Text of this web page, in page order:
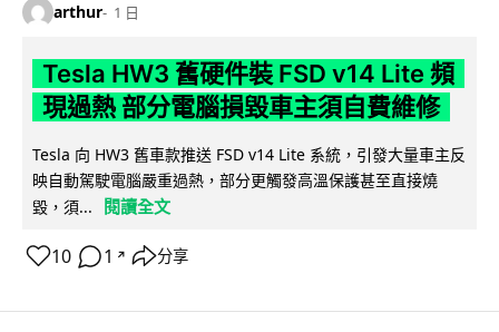
arthur 1 日
Tesla HW3 舊硬件裝 FSD v14 Lite 頻
現過熱 部分電腦損毀車主須自費維修
Tesla 向 HW3 舊車款推送 FSD v14 Lite 系統，引發大量車主反
映自動駕駛電腦嚴重過熱，部分更觸發高溫保護甚至直接燒
毀，須...
閱讀全文
10 1 ↗ 分享